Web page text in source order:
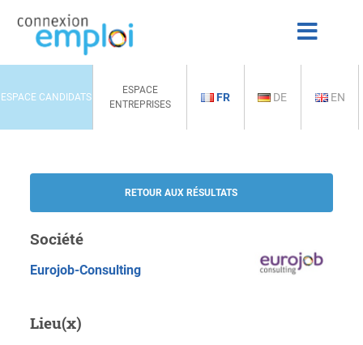
ESPACE CANDIDATS
ESPACE
ENTREPRISES
FR DE EN
RETOUR AUX RÉSULTATS
Société
Eurojob-Consulting
Lieu(x)